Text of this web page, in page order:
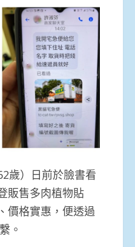
歲）日前於臉書看
販售多肉植物貼
價格實惠，便透過
。